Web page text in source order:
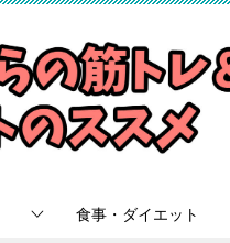
食事・ダイエット